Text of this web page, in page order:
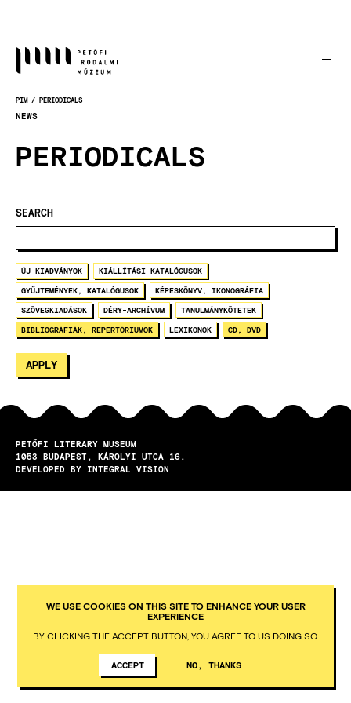
content
PIM PERIODICALS
NEWS
PERIODICALS
SEARCH
ÚJ KIADVÁNYOK KIÁLLÍTÁSI KATALÓGUSOK
GYŰJTEMÉNYEK, KATALÓGUSOK KÉPESKÖNYV, IKONOGRÁFIA
SZÖVEGKIADÁSOK DÉRY-ARCHÍVUM TANULMÁNYKÖTETEK
BIBLIOGRÁFIÁK, REPERTÓRIUMOK LEXIKONOK CD, DVD
PETŐFI LITERARY MUSEUM
1053
BUDAPEST
KÁROLYI UTCA 16.
DEVELOPED BY INTEGRAL VISION
WE USE COOKIES ON THIS SITE TO ENHANCE YOUR USER
EXPERIENCE
BY CLICKING THE ACCEPT BUTTON, YOU AGREE TO US DOING SO.
ACCEPT NO, THANKS